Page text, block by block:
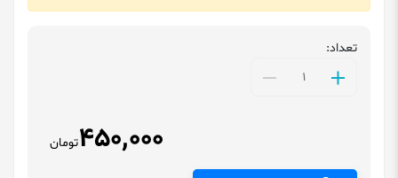
تعداد:
450,000تومان